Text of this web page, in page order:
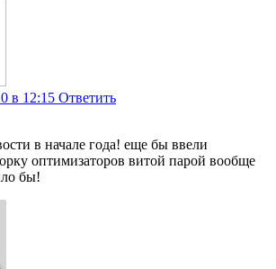
в 12:15 Ответить
в начале года! еще бы ввели
оптимизаторов витой парой вообще
бы!